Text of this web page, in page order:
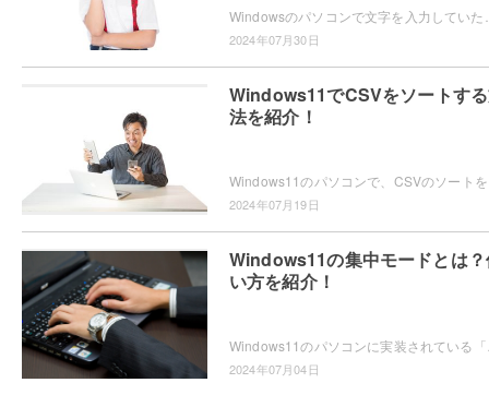
2024年07月30日
Windows11でCSVをソートす
法を紹介！
2024年07月19日
Windows11の集中モードとは
い方を紹介！
2024年07月04日